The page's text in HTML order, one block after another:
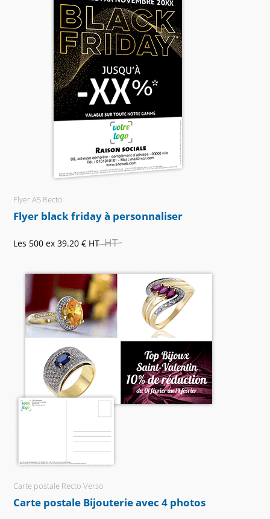
Flyer A5 Recto
Flyer black friday à personnaliser
Les 500 ex 39.20 € HT HT
Carte postale Recto Verso
Carte postale Bijouterie avec 4 photos